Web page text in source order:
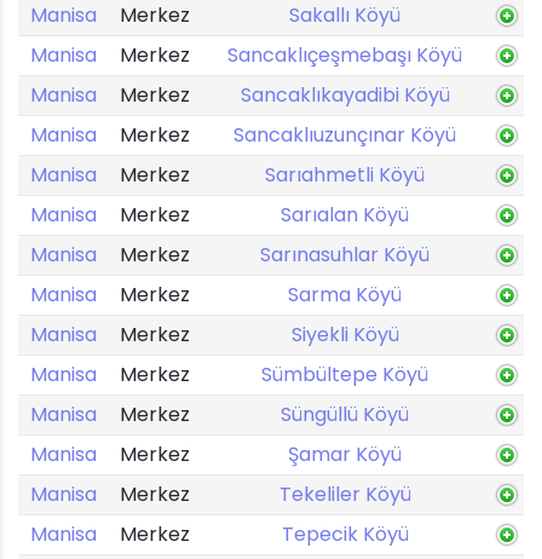
Manisa
Merkez
Sakallı Köyü
Manisa
Merkez
Sancaklıçeşmebaşı Köyü
Manisa
Merkez
Sancaklıkayadibi Köyü
Manisa
Merkez
Sancaklıuzunçınar Köyü
Manisa
Merkez
Sarıahmetli Köyü
Manisa
Merkez
Sarıalan Köyü
Manisa
Merkez
Sarınasuhlar Köyü
Manisa
Merkez
Sarma Köyü
Manisa
Merkez
Siyekli Köyü
Manisa
Merkez
Sümbültepe Köyü
Manisa
Merkez
Süngüllü Köyü
Manisa
Merkez
Şamar Köyü
Manisa
Merkez
Tekeliler Köyü
Manisa
Merkez
Tepecik Köyü